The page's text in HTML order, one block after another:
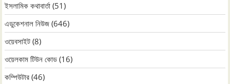
ইসলামিক কথাবার্তা (51)
এডুকেশনাল নিউজ (646)
ওয়েবসাইট (8)
ওয়েলকাম টিউন কোড (16)
কম্পিউটার (46)